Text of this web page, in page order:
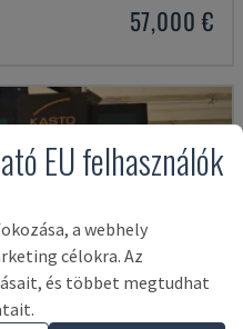
57,000 €
EU felhasználók
a webhely
célokra. Az
és többet megtudhat